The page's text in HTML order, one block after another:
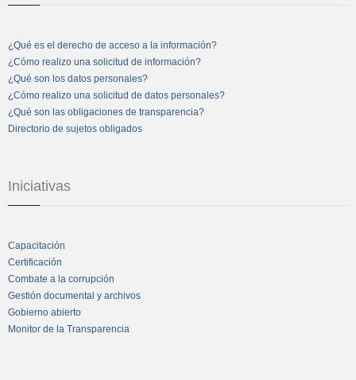
¿Qué es el derecho de acceso a la información?
¿Cómo realizo una solicitud de información?
¿Qué son los datos personales?
¿Cómo realizo una solicitud de datos personales?
¿Qué son las obligaciones de transparencia?
Directorio de sujetos obligados
Iniciativas
Capacitación
Certificación
Combate a la corrupción
Gestión documental y archivos
Gobierno abierto
Monitor de la Transparencia